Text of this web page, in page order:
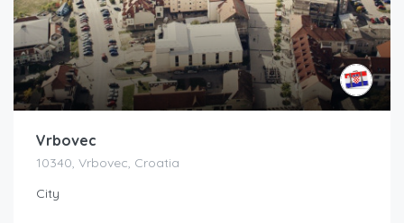
Vrbovec
10340, Vrbovec, Croatia
City